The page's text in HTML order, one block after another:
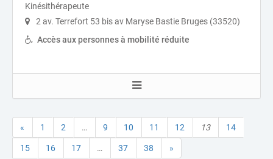
Kinésithérapeute
2 av. Terrefort 53 bis av Maryse Bastie Bruges (33520)
Accès aux personnes à mobilité réduite
« 1 2 … 9 10 11 12 13 14
15 16 17 … 37 38 »